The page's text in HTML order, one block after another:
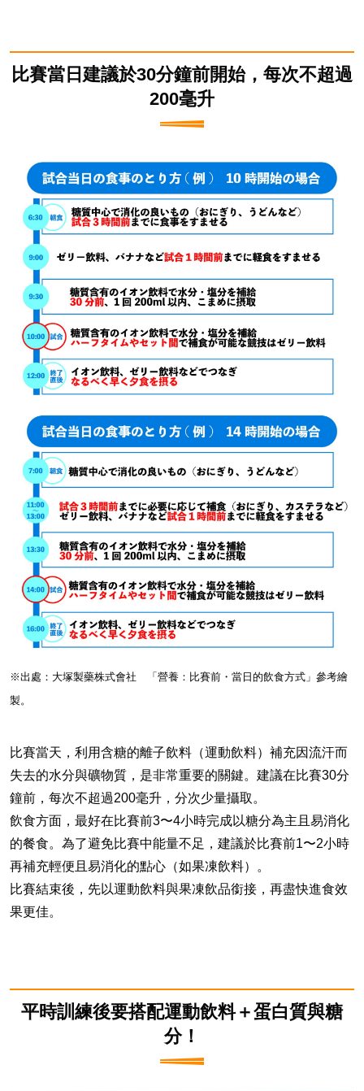
比賽當日建議於30分鐘前開始，每次不超過
200毫升
※出處：大塚製藥株式會社 「營養：比賽前・當日的飲食方式」參考繪
製。
比賽當天，利用含糖的離子飲料（運動飲料）補充因流汗而
失去的水分與礦物質，是非常重要的關鍵。建議在比賽30分
鐘前，每次不超過200毫升，分次少量攝取。
飲食方面，最好在比賽前3〜4小時完成以糖分為主且易消化
的餐食。為了避免比賽中能量不足，建議於比賽前1〜2小時
再補充輕便且易消化的點心（如果凍飲料）。
比賽結束後，先以運動飲料與果凍飲品銜接，再盡快進食效
果更佳。
平時訓練後要搭配運動飲料＋蛋白質與糖
分！